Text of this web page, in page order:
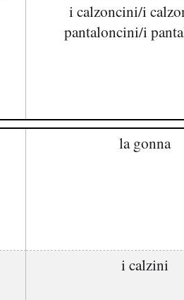
i calzoncini/i
pantaloncini/i
la gonna
i calzini